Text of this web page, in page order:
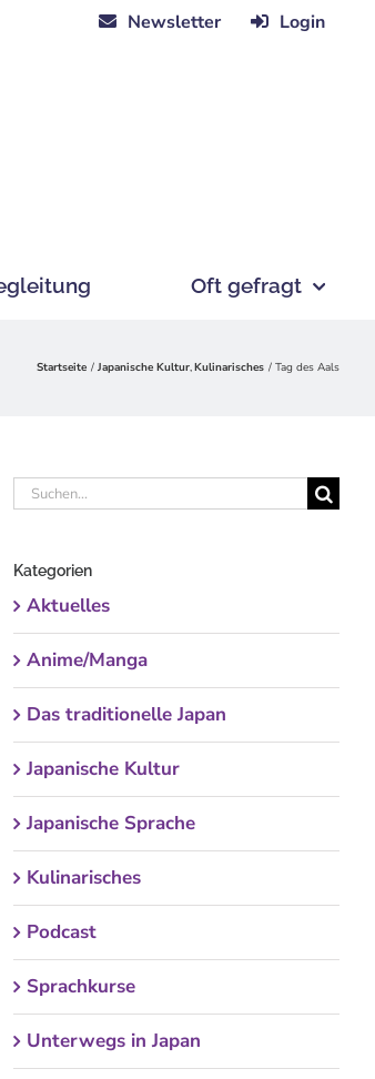
Newsletter Login
Oft gefragt
Startseite Japanische Kultur Kulinarisches Tag des Aals
Suche
Kategorien
Aktuelles
Anime/Manga
Das traditionelle Japan
Japanische Kultur
Japanische Sprache
Kulinarisches
Podcast
Sprachkurse
Unterwegs in Japan